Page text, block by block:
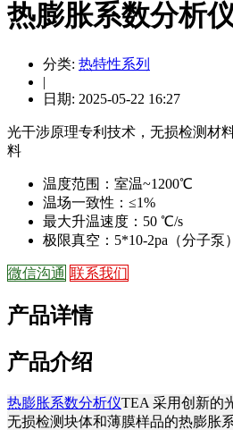
热膨胀系数分析
分类: 热特性系列
|
日期: 2025-05-22 16:27
光干涉原理专利技术，无损检测材
料
温度范围：室温~1200℃
温场一致性：≤1%
最大升温速度：50 ℃/s
极限真空：5*10-2pa（分子泵）
微信沟通 联系我们
产品详情
产品介绍
热膨胀系数分析仪TEA 采用创新的
无损检测块体和薄膜样品的热膨胀